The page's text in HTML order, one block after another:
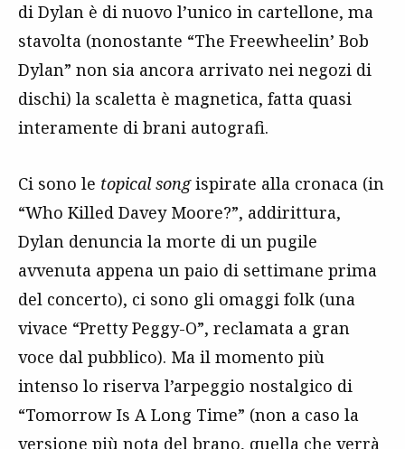
di Dylan è di nuovo l’unico in cartellone, ma
stavolta (nonostante “The Freewheelin’ Bob
Dylan” non sia ancora arrivato nei negozi di
dischi) la scaletta è magnetica, fatta quasi
interamente di brani autografi.
Ci sono le topical songispirate alla cronaca (in
“Who Killed Davey Moore?”, addirittura,
Dylan denuncia la morte di un pugile
avvenuta appena un paio di settimane prima
del concerto), ci sono gli omaggi folk (una
vivace “Pretty Peggy-O”, reclamata a gran
voce dal pubblico). Ma il momento più
intenso lo riserva l’arpeggio nostalgico di
“Tomorrow Is A Long Time” (non a caso la
versione più nota del brano, quella che verrà